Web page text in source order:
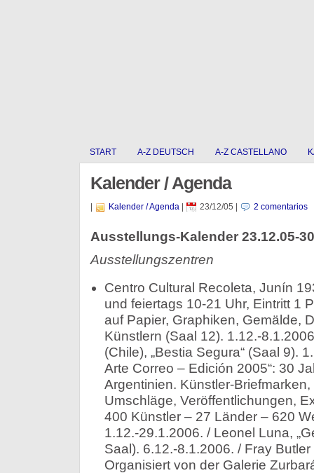
START A-Z DEUTSCH A-Z CASTELLANO
Kalender / Agenda
Kalender / Agenda| 23/12/05 2 comentarios
Ausstellungs-Kalender 23.12.05-
Ausstellungszentren
Centro Cultural Recoleta, Junín
und feiertags 10-21 Uhr, Eintritt 1
auf Papier, Graphiken, Gemälde,
Künstlern (Saal 12). 1.12.-
(Chile), „Bestia Segura“ (Saal 9).
Arte Correo – Edición 2005“: 30
Argentinien. Künstler-
Umschläge, Veröffentlichungen,
400 Künstler – 27 Länder – 620
1.12.-29.1.2006. / Leonel Luna,
Saal). 6.12.-8.1.2006. / Fray
Organisiert von der Galerie